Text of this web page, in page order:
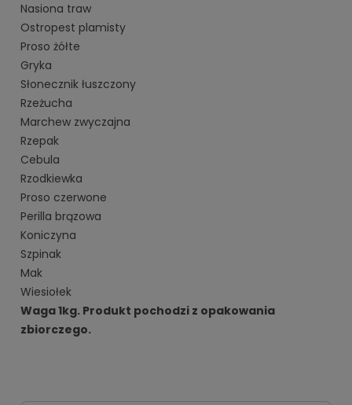
Nasiona traw
Ostropest plamisty
Proso żółte
Gryka
Słonecznik łuszczony
Rzeżucha
Marchew zwyczajna
Rzepak
Cebula
Rzodkiewka
Proso czerwone
Perilla brązowa
Koniczyna
Szpinak
Mak
Wiesiołek
Waga 1kg. Produkt pochodzi z opakowania
zbiorczego.